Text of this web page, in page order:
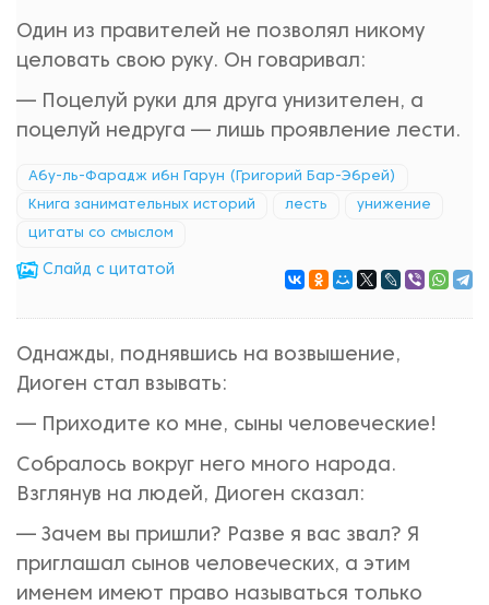
Один из правителей не позволял никому
целовать свою руку. Он говаривал:
— Поцелуй руки для друга унизителен, а
поцелуй недруга — лишь проявление лести.
Абу-ль-Фарадж ибн Гарун (Григорий Бар-Эбрей)
Книга занимательных историй лесть унижение
цитаты со смыслом
Cлайд с цитатой
Однажды, поднявшись на возвышение,
Диоген стал взывать:
— Приходите ко мне, сыны человеческие!
Собралось вокруг него много народа.
Взглянув на людей, Диоген сказал:
— Зачем вы пришли? Разве я вас звал? Я
приглашал сынов человеческих, а этим
именем имеют право называться только